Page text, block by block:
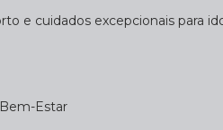
e cuidados excepcionais para
Estar